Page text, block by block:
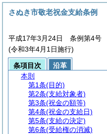
さぬき市敬老祝金支給条例
平成17年3月24日 条例第4号
(令和3年4月1日施行)
条項目次
沿革
本則
第1条(目的)
第2条(支給対象者)
第3条(祝金の額等)
第4条(祝金の支給日)
第5条(支給の決定)
第6条(受給権の消滅)